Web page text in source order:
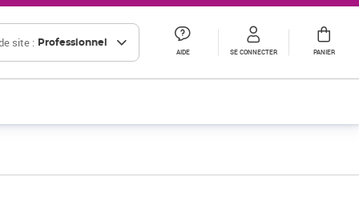
site : Professionnel
AIDE SE CONNECTER PANIER